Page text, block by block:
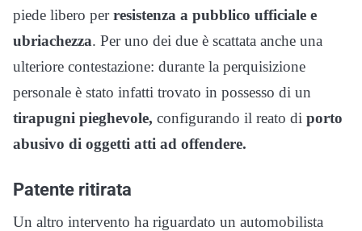
piede libero perresistenza a pubblico ufficiale e
ubriachezza. Per uno dei due è scattata anche una
ulteriore contestazione: durante la perquisizione
personale è stato infatti trovato in possesso di un
tirapugni pieghevole, configurando il reato di porto
abusivo di oggetti atti ad offendere.
Patente ritirata
Un altro intervento ha riguardato un automobilista